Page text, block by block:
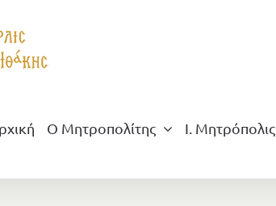
Ο Μητροπολίτης Ι. Μητρόπολις